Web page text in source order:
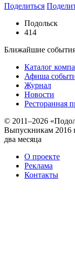
Поделиться
Подольск
414
Ближайшие
Каталог
Афиша
Журнал
Новости
Ресторанная
© 2011–2026
Выпускникам 2016
два месяца
О проекте
Реклама
Контакты